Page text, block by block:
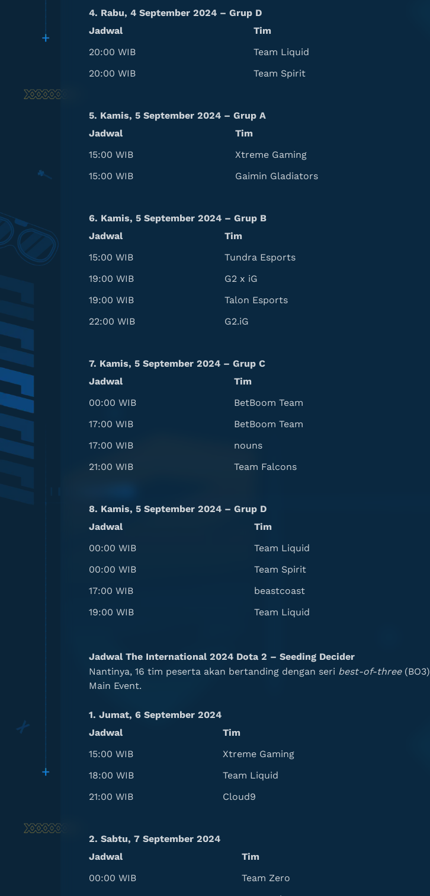
4. Rabu, 4 September 2024 – Grup D
Jadwal
Tim
20:00 WIB
Team Liquid
20:00 WIB
Team Spirit
5. Kamis, 5 September 2024 – Grup A
Jadwal
Tim
15:00 WIB
Xtreme Gaming
15:00 WIB
Gaimin Gladiators
6. Kamis, 5 September 2024 – Grup B
Jadwal
Tim
15:00 WIB
Tundra Esports
19:00 WIB
G2 x iG
19:00 WIB
Talon Esports
22:00 WIB
G2.iG
7. Kamis, 5 September 2024 – Grup C
Jadwal
Tim
00:00 WIB
BetBoom Team
17:00 WIB
BetBoom Team
17:00 WIB
nouns
21:00 WIB
Team Falcons
8. Kamis, 5 September 2024 – Grup D
Jadwal
Tim
00:00 WIB
Team Liquid
00:00 WIB
Team Spirit
17:00 WIB
beastcoast
19:00 WIB
Team Liquid
Jadwal The International 2024 Dota 2 – Seeding Decider
Nantinya, 16 tim peserta akan bertanding dengan seri best-of-three(BO3)
Main Event.
1. Jumat, 6 September 2024
Jadwal
Tim
15:00 WIB
Xtreme Gaming
18:00 WIB
Team Liquid
21:00 WIB
Cloud9
2. Sabtu, 7 September 2024
Jadwal
Tim
00:00 WIB
Team Zero